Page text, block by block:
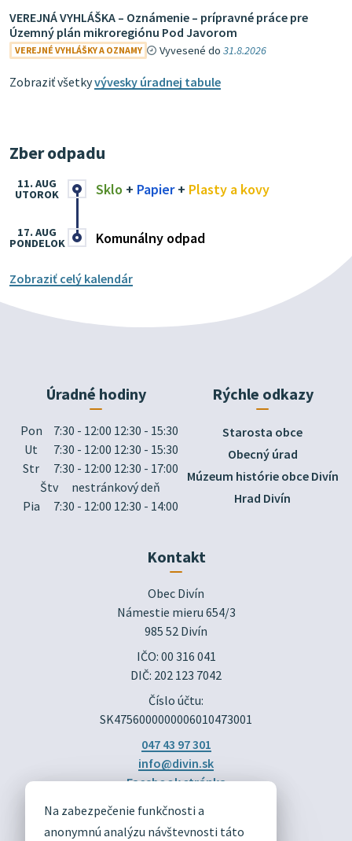
Na zabezpečenie funkčnosti a
anonymnú analýzu návštevnosti táto
VEREJNÁ VYHLÁŠKA – Oznámenie – prípravné práce pre
Územný plán mikroregiónu Pod Javorom
VEREJNÉ VYHLÁŠKY A OZNAMY Vyvesené do31.8.2026
Zobraziť všetkyvývesky úradnej tabule
Zber odpadu
Sklo + Papier+ Plasty a kovy
11. AUG
UTOROK
Komunálny odpad
17. AUG
PONDELOK
Zobraziť celý kalendár
DIVÍN
Úradné hodiny
Pon
7:30 - 12:00 12:30 - 15:30
Ut
7:30 - 12:00 12:30 - 15:30
Str
7:30 - 12:00 12:30 - 17:00
Štv
nestránkový deň
Pia
7:30 - 12:00 12:30 - 14:00
Rýchle odkazy
Starosta obce
Obecný úrad
Múzeum histórie obce Divín
Hrad Divín
Kontakt
Obec Divín
Námestie mieru 654/3
985 52 Divín
IČO: 00 316 041
DIČ: 202 123 7042
Číslo účtu:
SK4756000000006010473001
047 43 97 301
info@divin.sk
Facebook stránka